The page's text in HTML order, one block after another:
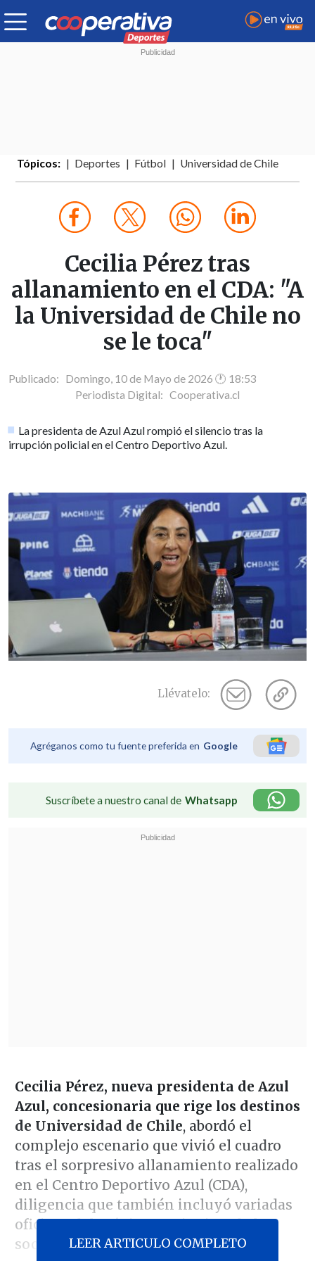
Tópicos: Deportes Fútbol Universidad de Chile
Cecilia Pérez tras
allanamiento en el CDA: "A
la Universidad de Chile no
se le toca"
Publicado: Domingo, 10 de Mayo de 2026 🕐 18:53
Periodista Digital: Cooperativa.cl
La presidenta de Azul Azul rompió el silencio tras la
irrupción policial en el Centro Deportivo Azul.
Llévatelo:
Agréganos como tu fuente preferida en Google
Suscríbete a nuestro canal de Whatsapp
Cecilia Pérez, nueva presidenta de Azul
Azul, concesionaria que rige los destinos
de Universidad de Chile, abordó el
complejo escenario que vivió el cuadro
tras el sorpresivo allanamiento realizado
en el Centro Deportivo Azul (CDA),
diligencia que también incluyó variadas
oficinas del máximo accionista de la
sociedad anónima, Michael Clark.
LEER ARTICULO COMPLETO